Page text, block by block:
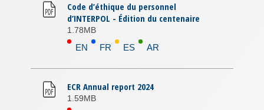
Code d’éthique du personnel
d’INTERPOL - Édition du centenaire
1.78MB
EN FR ES AR
ECR Annual report 2024
1.59MB